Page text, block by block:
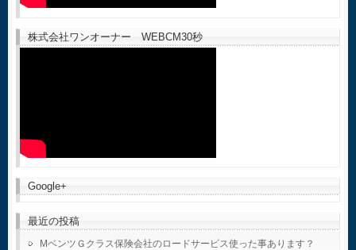
株式会社ワンオーナー WEBCM30秒
Google+
最近の投稿
MベンツＧクラス保険会社のロードサービス使った事あります？